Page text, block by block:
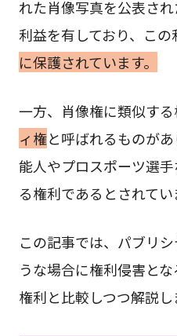
れた肖像写真を公表さ
利益を有しており、この
に保護されています。
一方、肖像権に類似する
ィ権と呼ばれるものが
能人やプロスポーツ選
る権利であるとされてい
この記事では、パブリ
うな場合に権利侵害と
権利と比較しつつ解説し